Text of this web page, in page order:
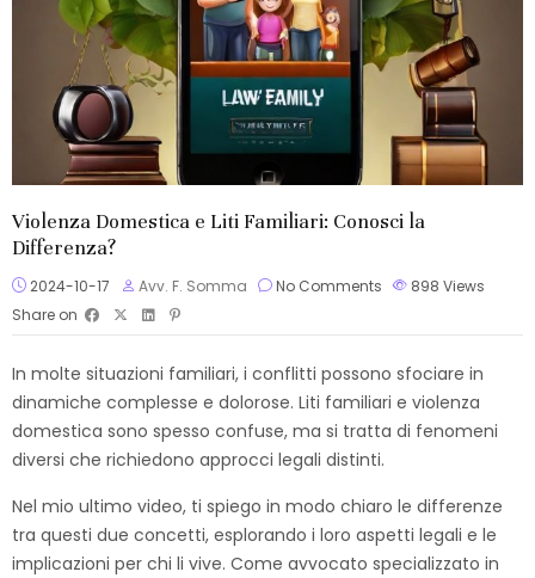
Violenza Domestica e Liti Familiari: Conosci la
Differenza?
2024-10-17 Avv. F. Somma No Comments 898 Views
Share on
In molte situazioni familiari, i conflitti possono sfociare in
dinamiche complesse e dolorose. Liti familiari e violenza
domestica sono spesso confuse, ma si tratta di fenomeni
diversi che richiedono approcci legali distinti.
Nel mio ultimo video, ti spiego in modo chiaro le differenze
tra questi due concetti, esplorando i loro aspetti legali e le
implicazioni per chi li vive. Come avvocato specializzato in